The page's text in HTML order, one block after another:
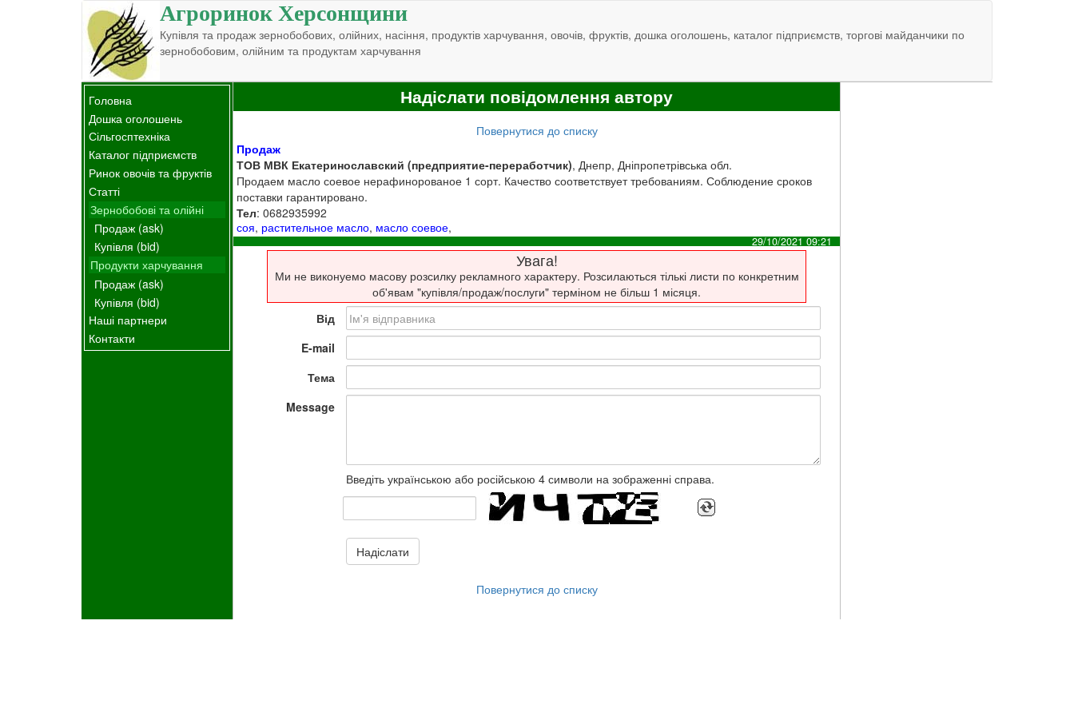
Агроринок Херсонщини
Купівля та продаж зернобобових, олійних, насіння, продуктів харчування, овочів, фруктів, дошка оголошень, каталог підприємств, торгові майданчики по
зернобобовим, олійним та продуктам харчування
Головна
Дошка оголошень
Сільгосптехніка
Каталог підприємств
Ринок овочів та фруктів
Статті
Зернобобові та олійні
Продаж (ask)
Купівля (bid)
Продукти харчування
Продаж (ask)
Купівля (bid)
Наші партнери
Контакти
Надіслати повідомлення автору
Повернутися до списку
Продаж
ТОВ МВК Екатеринославский (предприятие-переработчик), Днепр, Дніпропетрівська обл.
Продаем масло соевое нерафинорованое 1 сорт. Качество соответствует требованиям. Соблюдение сроков
поставки гарантировано.
Тел: 0682935992
соя, растительное масло, масло соевое,
29/10/2021 09:21
Увага!
Ми не виконуемо масову розсилку рекламного характеру. Розсилаються тількі листи по конкретним
об'явам "купівля/продаж/послуги" терміном не більш 1 місяця.
Від
E-mail
Тема
Message
Введіть українською або російською 4 символи на зображенні справа.
Надіслати
Повернутися до списку